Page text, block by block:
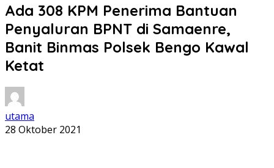
Ada 308 KPM Penerima Bantuan
Penyaluran BPNT di Samaenre,
Banit Binmas Polsek Bengo Kawal
Ketat
utama
28 Oktober 2021